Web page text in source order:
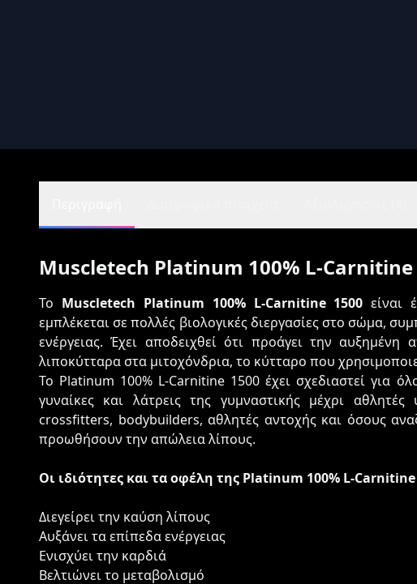
Muscletech Platinum 100% L-Carnitine
Το Muscletech Platinum 100% L-Carnitine 1500είναι
εμπλέκεται σε πολλές βιολογικές διεργασίες στο σώμα,
ενέργειας. Έχει αποδειχθεί ότι προάγει την αυξημένη
λιποκύτταρα στα μιτοχόνδρια, το κύτταρο που
Το Platinum 100% L-Carnitine 1500 έχει σχεδιαστεί για
γυναίκες και λάτρεις της γυμναστικής μέχρι
crossfitters, bodybuilders, αθλητές αντοχής και όσους
προωθήσουν την απώλεια λίπους.
Οι ιδιότητες και τα οφέλη της Platinum 100% L-Carnitine
Διεγείρει την καύση λίπους
Αυξάνει τα επίπεδα ενέργειας
Ενισχύει την καρδιά
Βελτιώνει το μεταβολισμό